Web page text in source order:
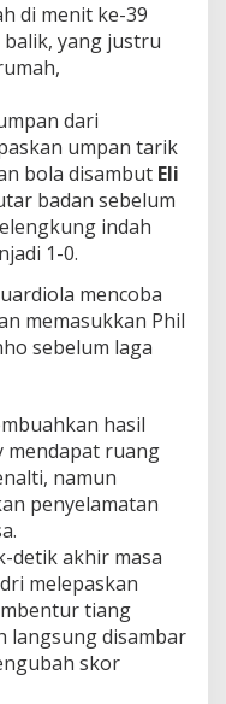
di menit ke-39
yang justru
dari
umpan tarik
bola disambut Eli
badan sebelum
indah
1-0.
mencoba
memasukkan Phil
sebelum laga
hasil
mendapat ruang
namun
penyelamatan
detik akhir masa
melepaskan
tiang
langsung disambar
skor